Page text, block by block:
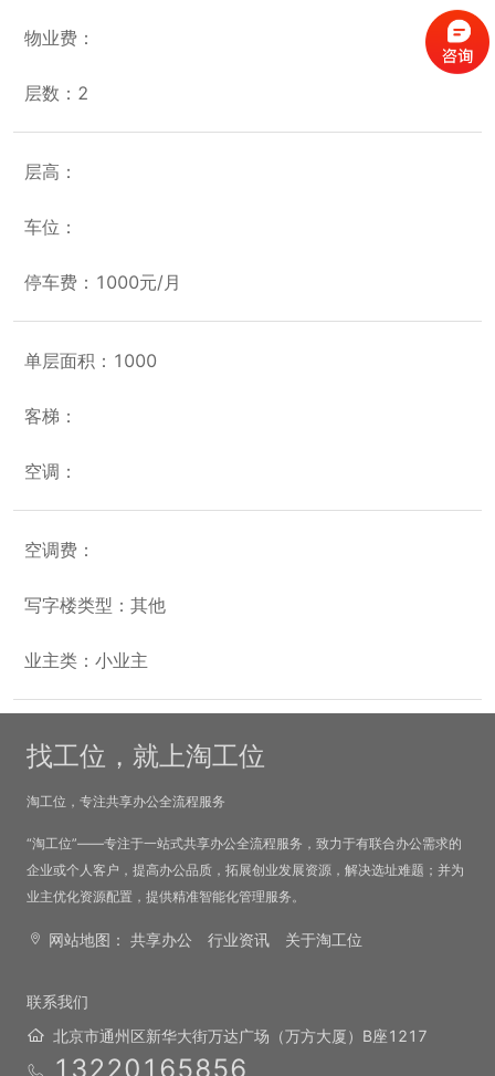
物业费：
层数：2
层高：
车位：
停车费：1000元/月
单层面积：1000
客梯：
空调：
空调费：
写字楼类型：其他
业主类：小业主
找工位，就上淘工位
淘工位，专注共享办公全流程服务
“淘工位”——专注于一站式共享办公全流程服务，致力于有联合办公需求的
企业或个人客户，提高办公品质，拓展创业发展资源，解决选址难题；并为
业主优化资源配置，提供精准智能化管理服务。
网站地图： 共享办公 行业资讯 关于淘工位
联系我们
北京市通州区新华大街万达广场（万方大厦）B座1217
13220165856